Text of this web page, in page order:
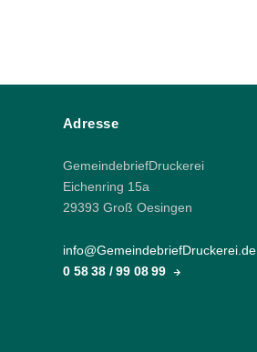
Adresse
GemeindebriefDruckerei
Eichenring 15a
29393 Groß Oesingen
info@GemeindebriefDruckerei.de
0 58 38 / 99 08 99